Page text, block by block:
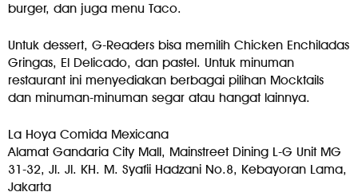
burger, dan juga menu Taco.
Untuk dessert, G-Readers bisa memilih Chicken Enchiladas
Gringas, El Delicado, dan pastel. Untuk minuman
restaurant ini menyediakan berbagai pilihan Mocktails
dan minuman-minuman segar atau hangat lainnya.
La Hoya Comida Mexicana
Alamat Gandaria City Mall, Mainstreet Dining L-G Unit MG
31-32, Jl. Jl. KH. M. Syafii Hadzani No.8, Kebayoran Lama,
Jakarta